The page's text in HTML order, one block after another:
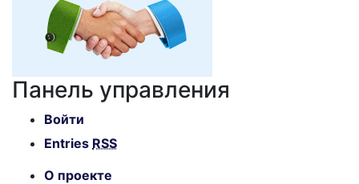
Панель управления
Войти
Entries RSS
О проекте